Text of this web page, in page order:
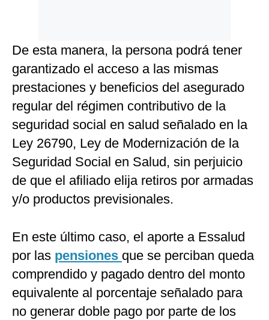
De esta manera, la persona podrá tener
garantizado el acceso a las mismas
prestaciones y beneficios del asegurado
regular del régimen contributivo de la
seguridad social en salud señalado en la
Ley 26790, Ley de Modernización de la
Seguridad Social en Salud, sin perjuicio
de que el afiliado elija retiros por armadas
y/o productos previsionales.
En este último caso, el aporte a Essalud
por las pensiones que se perciban queda
comprendido y pagado dentro del monto
equivalente al porcentaje señalado para
no generar doble pago por parte de los